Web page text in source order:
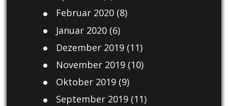
Februar 2020(8)
Januar 2020(6)
Dezember 2019(11)
November 2019(10)
Oktober 2019(9)
September 2019(11)